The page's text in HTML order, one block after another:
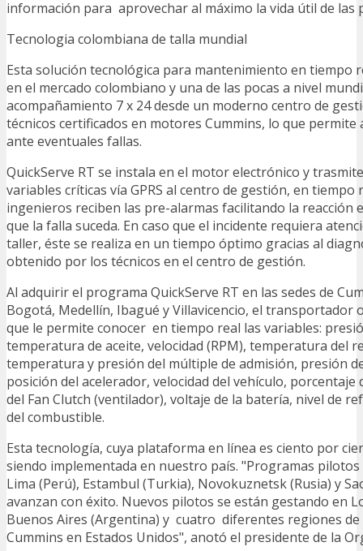
información para aprovechar al máximo la vida útil de las
Tecnologia colombiana de talla mundial
Esta solución tecnológica para mantenimiento en tiempo
en el mercado colombiano y una de las pocas a nivel
acompañamiento 7 x 24 desde un moderno centro de
técnicos certificados en motores Cummins, lo que permite
ante eventuales fallas.
QuickServe RT se instala en el motor electrónico y
variables críticas vía GPRS al centro de gestión, en tiempo
ingenieros reciben las pre-alarmas facilitando la reacción
que la falla suceda. En caso que el incidente requiera
taller, éste se realiza en un tiempo óptimo gracias al
obtenido por los técnicos en el centro de gestión.
Al adquirir el programa QuickServe RT en las sedes de
Bogotá, Medellín, Ibagué y Villavicencio, el transportador
que le permite conocer en tiempo real las variables:
temperatura de aceite, velocidad (RPM), temperatura del
temperatura y presión del múltiple de admisión, presión
posición del acelerador, velocidad del vehículo,
del Fan Clutch (ventilador), voltaje de la batería, nivel de
del combustible.
Esta tecnología, cuya plataforma en línea es ciento por
siendo implementada en nuestro país. "Programas pilotos
Lima (Perú), Estambul (Turkia), Novokuznetsk (Rusia) y
avanzan con éxito. Nuevos pilotos se están gestando en
Buenos Aires (Argentina) y cuatro diferentes regiones
Cummins en Estados Unidos", anotó el presidente de la